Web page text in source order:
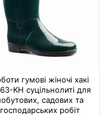
гумові жіночі хакі
KH суцільнолиті для
садових та
господарських робіт